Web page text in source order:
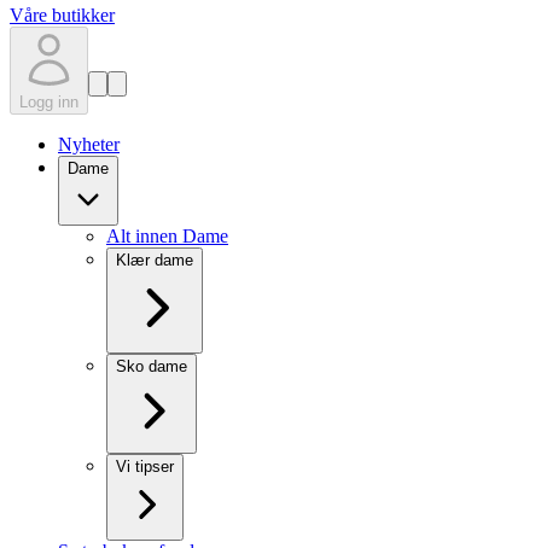
Våre butikker
Logg inn
Nyheter
Dame
Alt innen Dame
Klær dame
Sko dame
Vi tipser